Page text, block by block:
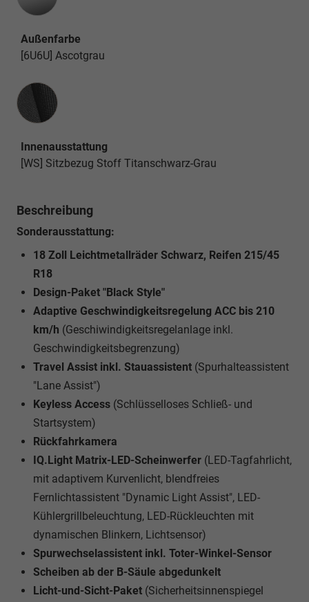
Außenfarbe
[6U6U] Ascotgrau
Innenausstattung
Innenausstattung
[WS] Sitzbezug Stoff Titanschwarz-Grau
Beschreibung
Sonderausstattung:
18 Zoll Leichtmetallräder Schwarz, Reifen 215/45
R18
Design-Paket "Black Style"
Adaptive Geschwindigkeitsregelung ACC bis 210
km/h (Geschiwindigkeitsregelanlage inkl.
Geschwindigkeitsbegrenzung)
Travel Assist inkl. Stauassistent (Spurhalteassistent
"Lane Assist")
Keyless Access (Schlüsselloses Schließ- und
Startsystem)
Rückfahrkamera
IQ.Light Matrix-LED-Scheinwerfer (LED-Tagfahrlicht,
mit adaptivem Kurvenlicht, blendfreies
Fernlichtassistent "Dynamic Light Assist", LED-
Kühlergrillbeleuchtung, LED-Rückleuchten mit
dynamischen Blinkern, Lichtsensor)
Spurwechselassistent inkl. Toter-Winkel-Sensor
Scheiben ab der B-Säule abgedunkelt
Licht-und-Sicht-Paket (Sicherheitsinnenspiegel